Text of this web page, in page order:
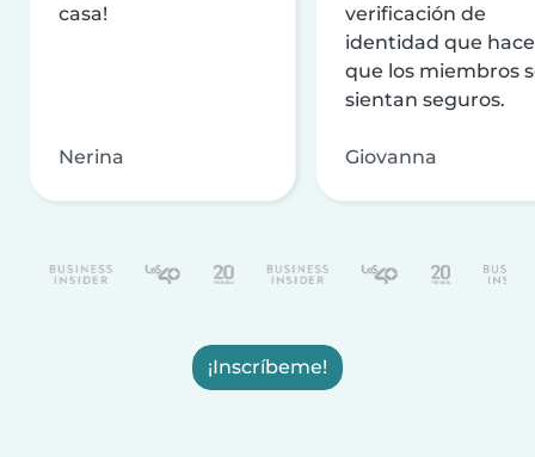
casa!
Nerina
verificación de
identidad que
que los miembros
sientan seguros.
Giovanna
¡Inscríbeme!